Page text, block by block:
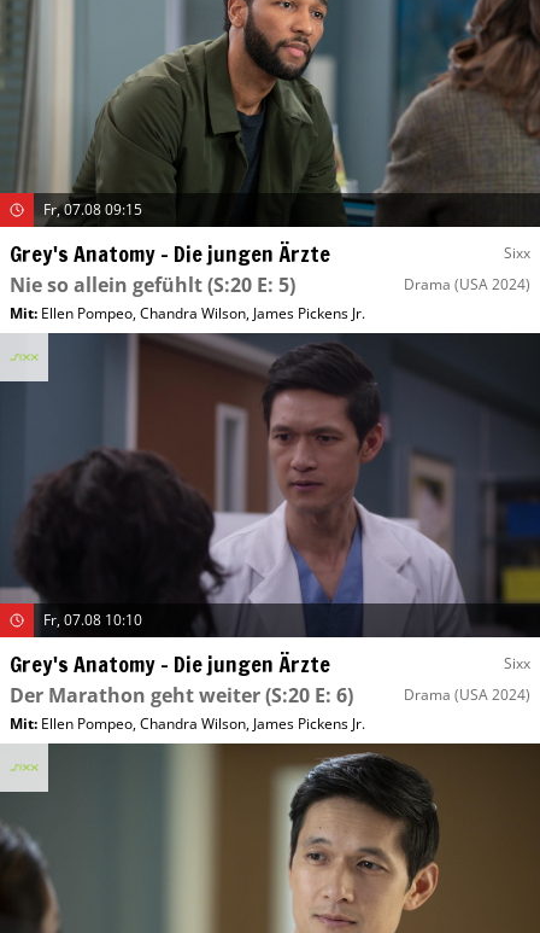
Fr, 07.08 09:15
Grey's Anatomy – Die jungen Ärzte Sixx
Nie so allein gefühlt(S:20 E: 5) Drama (USA 2024)
Mit: Ellen Pompeo,Chandra Wilson, James Pickens Jr.
Fr, 07.08 10:10
Grey's Anatomy – Die jungen Ärzte Sixx
Der Marathon geht weiter(S:20 E: 6) Drama (USA 2024)
Mit: Ellen Pompeo,Chandra Wilson, James Pickens Jr.